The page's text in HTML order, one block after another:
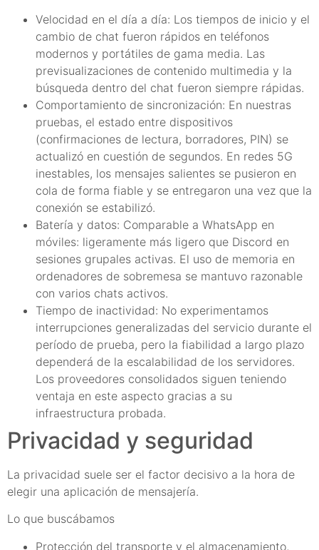
Velocidad en el día a día: Los tiempos de inicio y el
cambio de chat fueron rápidos en teléfonos
modernos y portátiles de gama media. Las
previsualizaciones de contenido multimedia y la
búsqueda dentro del chat fueron siempre rápidas.
Comportamiento de sincronización: En nuestras
pruebas, el estado entre dispositivos
(confirmaciones de lectura, borradores, PIN) se
actualizó en cuestión de segundos. En redes 5G
inestables, los mensajes salientes se pusieron en
cola de forma fiable y se entregaron una vez que la
conexión se estabilizó.
Batería y datos: Comparable a WhatsApp en
móviles: ligeramente más ligero que Discord en
sesiones grupales activas. El uso de memoria en
ordenadores de sobremesa se mantuvo razonable
con varios chats activos.
Tiempo de inactividad: No experimentamos
interrupciones generalizadas del servicio durante el
período de prueba, pero la fiabilidad a largo plazo
dependerá de la escalabilidad de los servidores.
Los proveedores consolidados siguen teniendo
ventaja en este aspecto gracias a su
infraestructura probada.
Privacidad y seguridad
La privacidad suele ser el factor decisivo a la hora de
elegir una aplicación de mensajería.
Lo que buscábamos
Protección del transporte y el almacenamiento,